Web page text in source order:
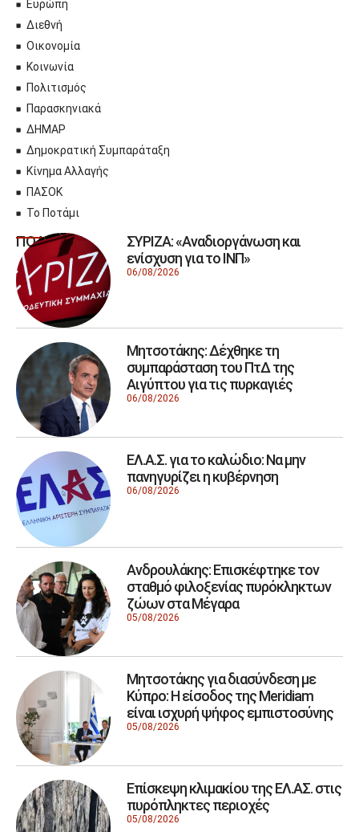
Ευρώπη
Διεθνή
Οικονομία
Κοινωνία
Πολιτισμός
Παρασκηνιακά
ΔΗΜΑΡ
Δημοκρατική Συμπαράταξη
Κίνημα Αλλαγής
ΠΑΣΟΚ
Το Ποτάμι
ΠΟΛΙΤΙΚΗ
ΣΥΡΙΖΑ: «Αναδιοργάνωση και
ενίσχυση για το ΙΝΠ»
06/08/2026
Μητσοτάκης: Δέχθηκε τη
συμπαράσταση του ΠτΔ της
Αιγύπτου για τις πυρκαγιές
06/08/2026
ΕΛ.Α.Σ. για το καλώδιο: Να μην
πανηγυρίζει η κυβέρνηση
06/08/2026
Ανδρουλάκης: Επισκέφτηκε τον
σταθμό φιλοξενίας πυρόκληκτων
ζώων στα Μέγαρα
05/08/2026
Μητσοτάκης για διασύνδεση με
Κύπρο: Η είσοδος της Meridiam
είναι ισχυρή ψήφος εμπιστοσύνης
05/08/2026
Επίσκεψη κλιμακίου της ΕΛ.ΑΣ. στις
πυρόπληκτες περιοχές
05/08/2026